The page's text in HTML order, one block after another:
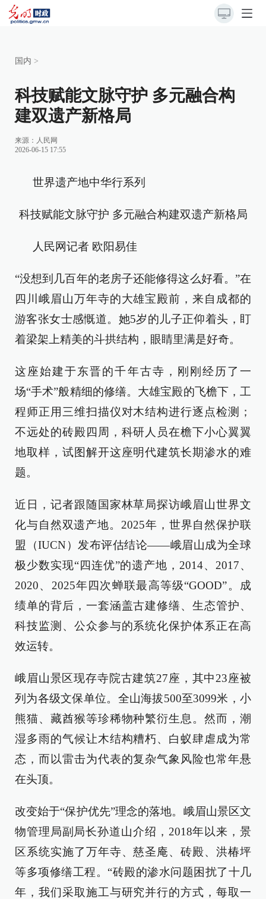
国内 >
科技赋能文脉守护 多元融合构
建双遗产新格局
来源： 人民网
2026-06-15 17:55
世界遗产地中华行系列
科技赋能文脉守护 多元融合构建双遗产新格局
人民网记者 欧阳易佳
“没想到几百年的老房子还能修得这么好看。”在
四川峨眉山万年寺的大雄宝殿前，来自成都的
游客张女士感慨道。她5岁的儿子正仰着头，盯
着梁架上精美的斗拱结构，眼睛里满是好奇。
这座始建于东晋的千年古寺，刚刚经历了一
场“手术”般精细的修缮。大雄宝殿的飞檐下，工
程师正用三维扫描仪对木结构进行逐点检测；
不远处的砖殿四周，科研人员在檐下小心翼翼
地取样，试图解开这座明代建筑长期渗水的难
题。
近日，记者跟随国家林草局探访峨眉山世界文
化与自然双遗产地。2025年，世界自然保护联
盟（IUCN）发布评估结论——峨眉山成为全球
极少数实现“四连优”的遗产地，2014、2017、
2020、2025年四次蝉联最高等级“GOOD”。成
绩单的背后，一套涵盖古建修缮、生态管护、
科技监测、公众参与的系统化保护体系正在高
效运转。
峨眉山景区现存寺院古建筑27座，其中23座被
列为各级文保单位。全山海拔500至3099米，小
熊猫、藏酋猴等珍稀物种繁衍生息。然而，潮
湿多雨的气候让木结构糟朽、白蚁肆虐成为常
态，而以雷击为代表的复杂气象风险也常年悬
在头顶。
改变始于“保护优先”理念的落地。峨眉山景区文
物管理局副局长孙道山介绍，2018年以来，景
区系统实施了万年寺、慈圣庵、砖殿、洪椿坪
等多项修缮工程。“砖殿的渗水问题困扰了十几
年，我们采取施工与研究并行的方式，每取一